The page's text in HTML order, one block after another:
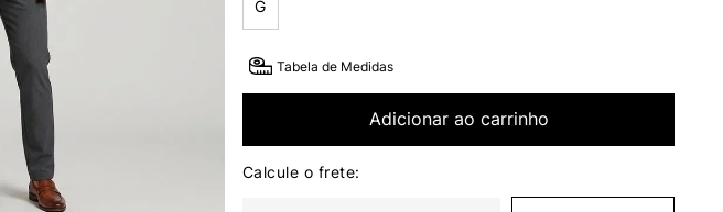
G
Tabela de Medidas
Adicionar ao carrinho